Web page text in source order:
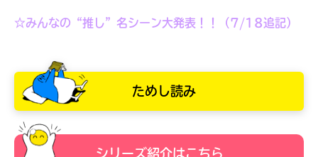
☆みんなの“推し”名シーン大発表！！（7/18追記）
ためし読み
シリーズ紹介はこちら